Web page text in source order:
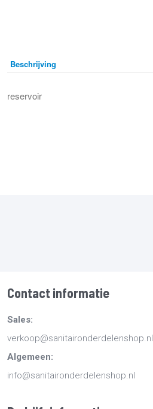
Beschrijving
reservoir
Contact informatie
Sales:
verkoop@sanitaironderdelenshop.nl
Algemeen:
info@sanitaironderdelenshop.nl